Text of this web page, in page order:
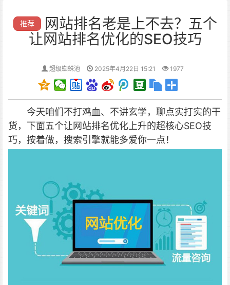
推荐
网站排名老是上不去？五个
让网站排名优化的SEO技巧
超级蜘蛛池 2025年4月22日 15:21 1977
今天咱们不打鸡血、不讲玄学，聊点实打实的干
货，下面五个让网站排名优化上升的超核心SEO技
巧，按着做，搜索引擎就能多爱你一点！